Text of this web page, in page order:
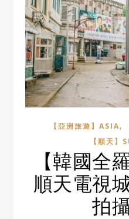
【亞洲旅遊】ASIA,
【順天】
【韓國全
順天電視
拍